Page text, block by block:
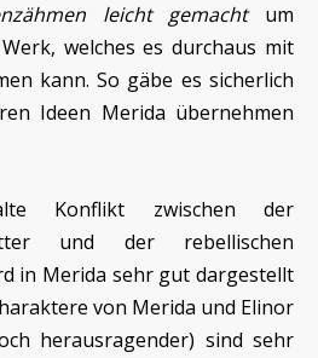
leicht gemachtum
welches es durchaus mit
kann. So gäbe es sicherlich
Ideen Merida übernehmen
Konflikt zwischen der
und der rebellischen
in Merida sehr gut dargestellt
von Merida und Elinor
herausragender) sind sehr